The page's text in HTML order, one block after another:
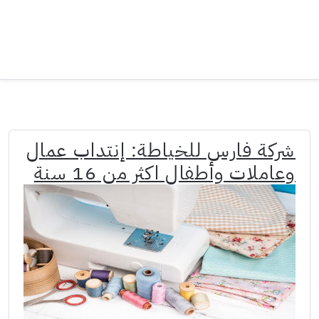
شركة فارس للخياطة: إنتداب عمال
وعاملات وأطفال اكثر من 16 سنة